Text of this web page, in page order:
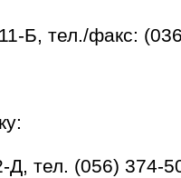
Б, тел./факс:
Д, тел. (056) 374-